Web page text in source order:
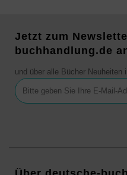
Jetzt zum
buchhandlung.de
und über alle Bücher Neuheiten